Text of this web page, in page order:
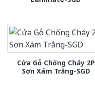
Cửa Gỗ Chống Cháy 2P
Sơn Xám Trắng-SGD